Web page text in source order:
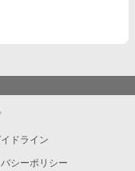
ドライン
シーポリシー